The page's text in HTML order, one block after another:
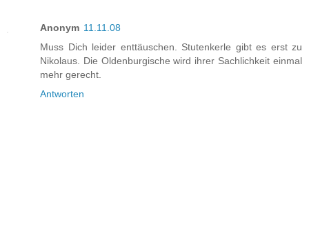
Anonym 11.11.08
Muss Dich leider enttäuschen. Stutenkerle gibt es erst zu
Nikolaus. Die Oldenburgische wird ihrer Sachlichkeit einmal
mehr gerecht.
Antworten